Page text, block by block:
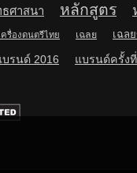
ศาสนา
หลักสูตร
ครื่องดนตรีไทย เฉลย เฉล
บรนด์ 2016 แบรนด์ครั้ง